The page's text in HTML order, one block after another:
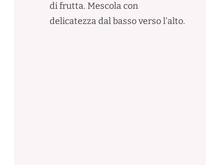
di frutta. Mescola con
delicatezza dal basso verso l'alto.